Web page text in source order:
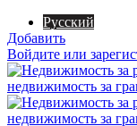
Русский
Добавить
Войдите или